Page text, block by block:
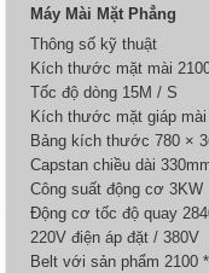
Máy Mài Mặt Phẳng
Thông số kỹ thuật
Kích thước mặt mài
Tốc độ dòng 15M / S
Kích thước mặt giáp
Bảng kích thước 780 ×
Capstan chiều dài
Công suất động cơ 3KW
Động cơ tốc độ quay
220V điện áp đặt / 380V
Belt với sản phẩm 2100